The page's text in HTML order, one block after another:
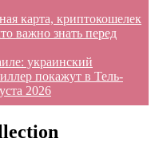
карта, криптокошелек
важно знать перед
украинский
покажут в Тель-
2026